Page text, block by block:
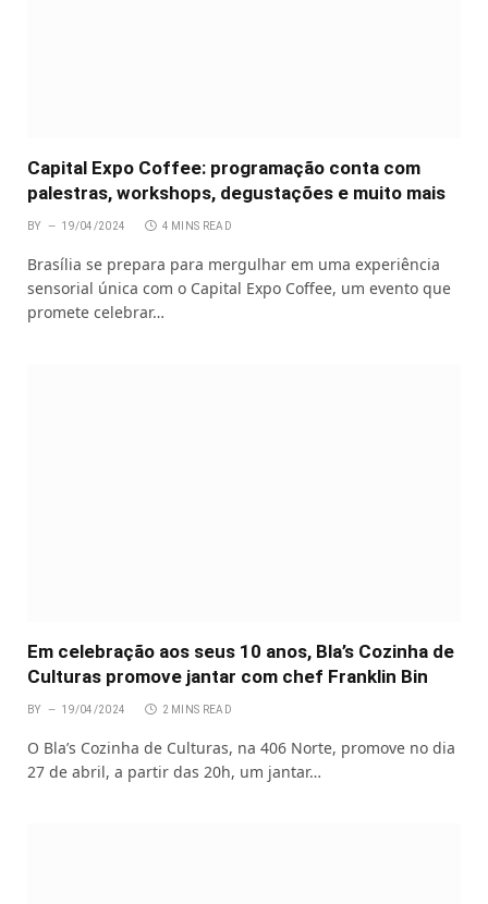
Capital Expo Coffee: programação conta com
palestras, workshops, degustações e muito mais
BY 19/04/2024 4 MINS READ
Brasília se prepara para mergulhar em uma experiência
sensorial única com o Capital Expo Coffee, um evento que
promete celebrar…
Em celebração aos seus 10 anos, Bla’s Cozinha de
Culturas promove jantar com chef Franklin Bin
BY 19/04/2024 2 MINS READ
O Bla’s Cozinha de Culturas, na 406 Norte, promove no dia
27 de abril, a partir das 20h, um jantar…